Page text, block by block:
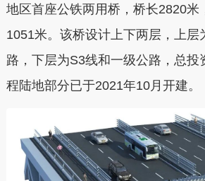
地区首座公铁两用桥，桥长2820米
1051米。该桥设计上下两层，上层
路，下层为S3线和一级公路，总投
程陆地部分已于2021年10月开建。